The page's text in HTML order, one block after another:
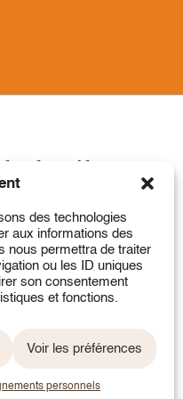
des technologies
aux informations des
nous permettra de traiter
ou les ID uniques
son consentement
et fonctions.
Voir les préférences
personnels
la clientèle
droits réservés